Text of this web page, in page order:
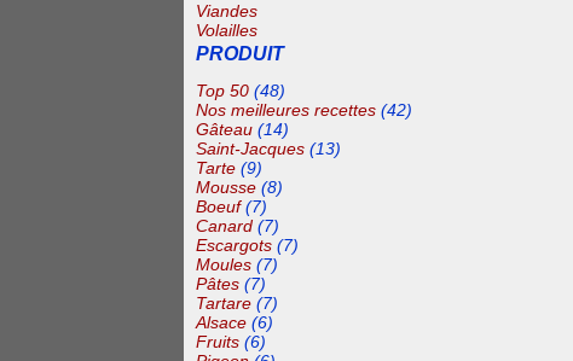
Viandes
Volailles
PRODUIT
Top 50 (48)
Nos meilleures recettes (42)
Gâteau (14)
Saint-Jacques (13)
Tarte (9)
Mousse (8)
Boeuf(7)
Canard (7)
Escargots (7)
Moules (7)
Pâtes (7)
Tartare (7)
Alsace (6)
Fruits (6)